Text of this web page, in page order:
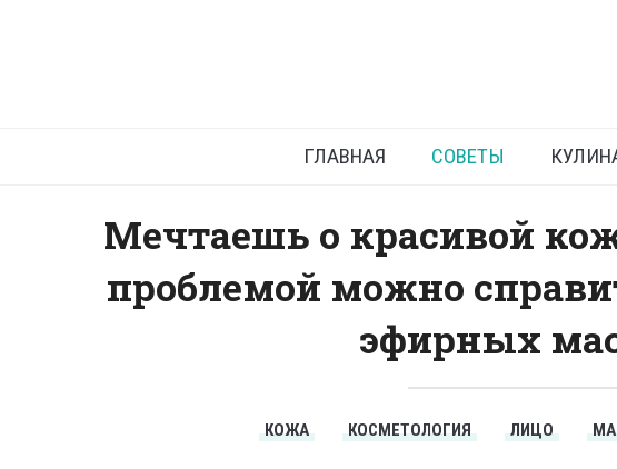
ГЛАВНАЯ СОВЕТЫ
Мечтаешь о красивой
проблемой можно
эфирных
КОЖА КОСМЕТОЛОГИЯ ЛИЦО